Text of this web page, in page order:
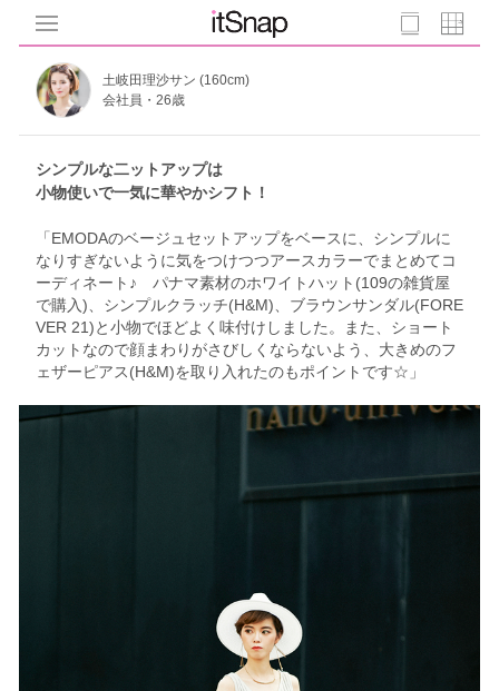
土岐田理沙サン (160cm)
会社員・26歳
シンプルな二ットアップは
小物使いで一気に華やかシフト！
「EMODAのベージュセットアップをベースに、シンプルに
なりすぎないように気をつけつつアースカラーでまとめてコ
ーディネート♪ パナマ素材のホワイトハット(109の雑貨屋
で購入)、シンプルクラッチ(H&M)、ブラウンサンダル(FORE
VER 21)と小物でほどよく味付けしました。また、ショート
カットなので顔まわりがさびしくならないよう、大きめのフ
ェザーピアス(H&M)を取り入れたのもポイントです☆」